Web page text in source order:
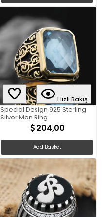
Hızlı Bakış
Special Design 925 Sterling
Silver Men Ring
204,00
Add Basket